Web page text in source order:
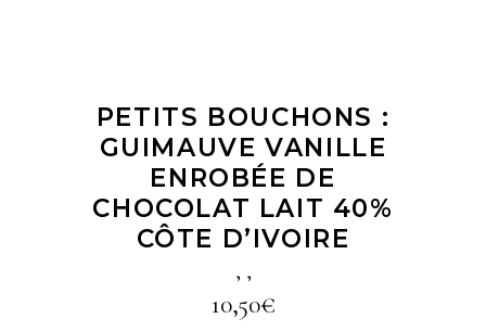
PETITS BOUCHONS :
GUIMAUVE VANILLE
ENROBÉE DE
CHOCOLAT LAIT 40%
CÔTE D’IVOIRE
, ,
10,50€